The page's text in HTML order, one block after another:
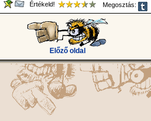
Értékeld! Megosztás:
Előző oldal